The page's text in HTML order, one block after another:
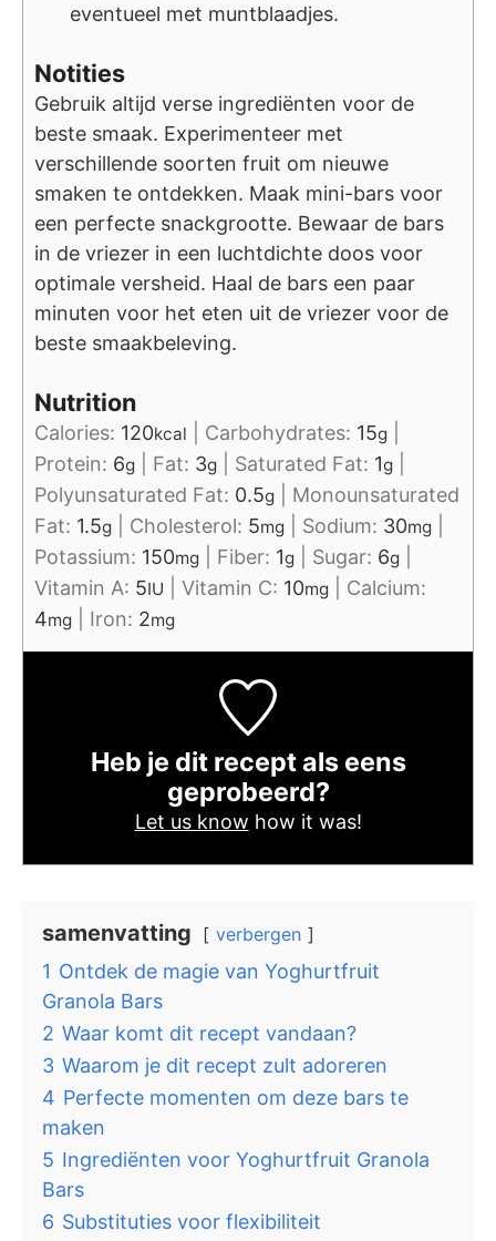
eventueel met muntblaadjes.
Notities
Gebruik altijd verse ingrediënten voor de
beste smaak. Experimenteer met
verschillende soorten fruit om nieuwe
smaken te ontdekken. Maak mini-bars voor
een perfecte snackgrootte. Bewaar de bars
in de vriezer in een luchtdichte doos voor
optimale versheid. Haal de bars een paar
minuten voor het eten uit de vriezer voor de
beste smaakbeleving.
Nutrition
Calories: 120kcal Carbohydrates: 15g
Protein: 6g Fat: 3g Saturated Fat: 1g
Polyunsaturated Fat: 0.5g
Monounsaturated
Fat: 1.5g Cholesterol: 5mg Sodium: 30mg
Potassium: 150mg Fiber: 1g Sugar: 6g
Vitamin A: 5IU Vitamin C: 10mg
Calcium:
4mg Iron: 2mg
Heb je dit recept als eens
geprobeerd?
Let us know how it was!
samenvatting verbergen
1 Ontdek de magie van Yoghurtfruit
Granola Bars
2 Waar komt dit recept vandaan?
3 Waarom je dit recept zult adoreren
4 Perfecte momenten om deze bars te
maken
5 Ingrediënten voor Yoghurtfruit Granola
Bars
6 Substituties voor flexibiliteit